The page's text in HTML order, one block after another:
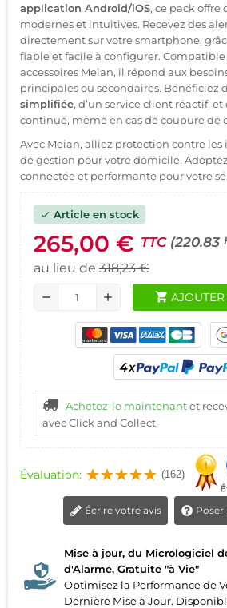
application Android/iOS, ce pack
modernes et intuitives. Recevez des
directement sur votre smartphone,
fiable et facile à configurer.
accessoires Meian, il répond aux
principales ou secondaires. Bénéficiez
simplifiée, d’un service client réactif, et
continue, même en cas de coupure de
Avec Meian, alliez protection contre
de gestion pour votre domicile.
connectée et performante pour votre
check Article en stock
265,00 € TTC (220.83
au lieu de 318,23 €
remove add shopping_cart
Achetez-le maintenantet
avec Click and Collect
Évaluation: (162)
Écrire votre avis Poser
Mise à jour, du Micrologiciel
d'Alarme, Gratuite "à Vie"
Optimisez la Performance de
Dernière Mise à Jour.